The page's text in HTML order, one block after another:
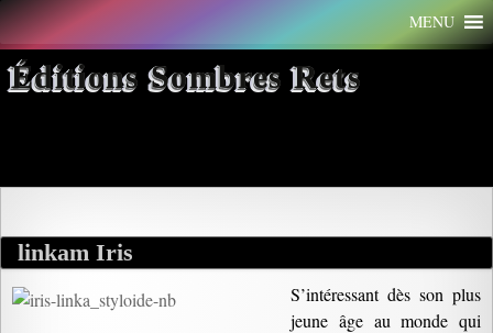
Aller
au
contenu
MENU
Éditions Sombres Rets
Archives par mot-clé : passion
linkam Iris
S’intéressant dès son plus
jeune âge au monde qui